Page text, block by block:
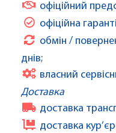
офіційний
офіційна
обмін /
днів;
власний
Доставка
доставка
доставка